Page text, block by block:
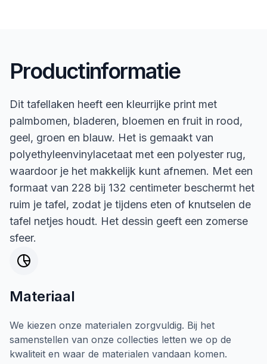
Productinformatie
Dit tafellaken heeft een kleurrijke print met
palmbomen, bladeren, bloemen en fruit in rood,
geel, groen en blauw. Het is gemaakt van
polyethyleenvinylacetaat met een polyester rug,
waardoor je het makkelijk kunt afnemen. Met een
formaat van 228 bij 132 centimeter beschermt het
ruim je tafel, zodat je tijdens eten of knutselen de
tafel netjes houdt. Het dessin geeft een zomerse
sfeer.
Materiaal
We kiezen onze materialen zorgvuldig. Bij het
samenstellen van onze collecties letten we op de
kwaliteit en waar de materialen vandaan komen.